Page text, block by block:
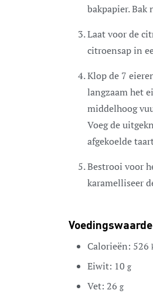
bakpapier.
Laat voor de
citroensap in
Klop de 7
langzaam het
middelhoog
Voeg de
afgekoelde
Bestrooi voor
karamelliseer
Voedingswaarde
Calorieën: 526
Eiwit: 10 g
Vet: 26 g